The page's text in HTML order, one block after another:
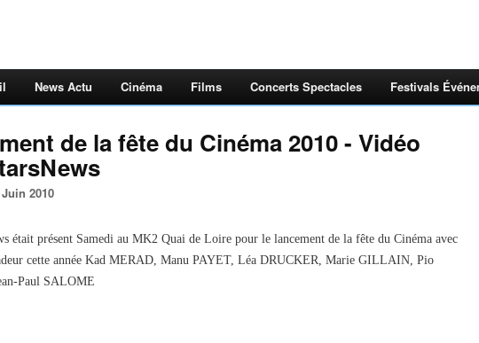
News Actu Cinéma Films Concerts Spectacles Festivals
de la fête du Cinéma 2010 - Vidéo
Juin 2010
était présent Samedi au MK2 Quai de Loire pour le lancement de la fête du Cinéma avec
cette année Kad MERAD, Manu PAYET, Léa DRUCKER, Marie GILLAIN, Pio
Paul SALOME